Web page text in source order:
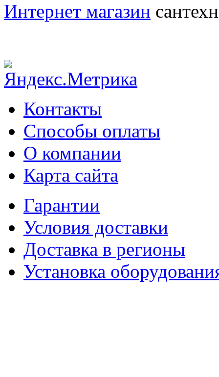
Интернет магазин
Контакты
Способы оплаты
О компании
Карта сайта
Гарантии
Условия доставки
Доставка в регионы
Установка